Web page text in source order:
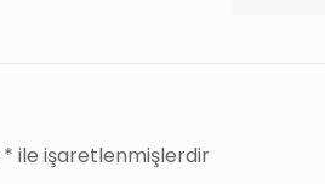
* ile işaretlenmişlerdir